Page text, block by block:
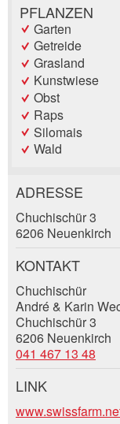
PFLANZEN
Garten
Getreide
Grasland
Kunstwiese
Obst
Raps
Silomais
Wald
Anzeige
Allgemeines
Anzeige nicht
Anzeige
Anzeige
Anzahl der
ADRESSE
Chuchischür 3
6206 Neuenkirch
KONTAKT
Chuchischür
André & Karin
Chuchischür 3
6206 Neuenkirch
041 467 13 48
Kontakt
LINK